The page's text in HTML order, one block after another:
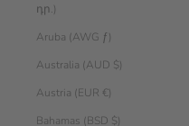
դր.)
Aruba (AWG ƒ)
Australia (AUD $)
Austria (EUR €)
Bahamas (BSD $)